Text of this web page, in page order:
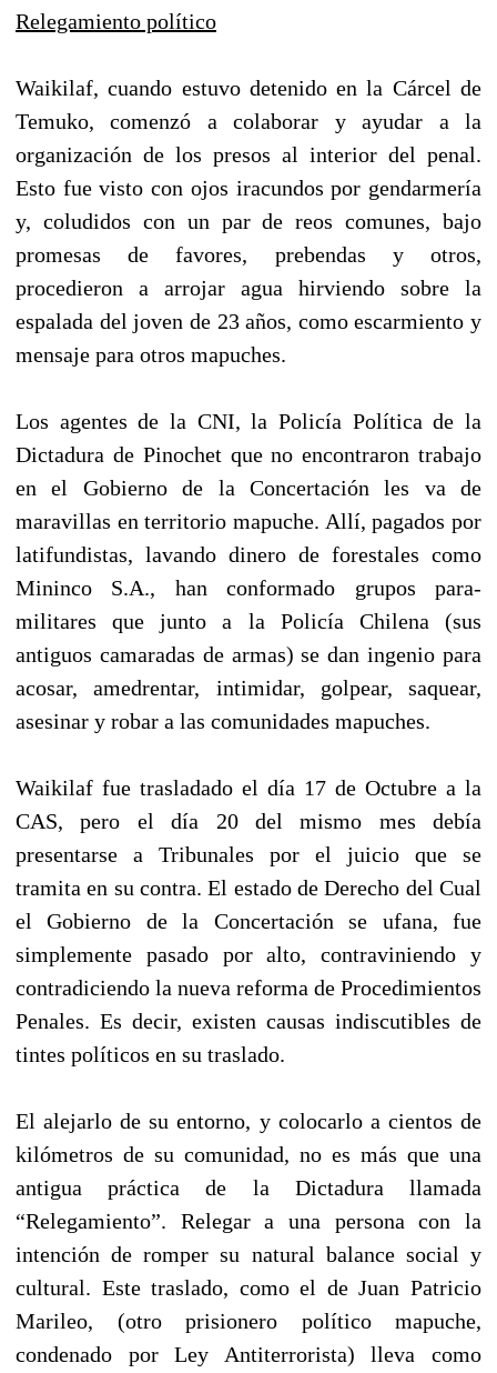
Relegamiento político
Waikilaf, cuando estuvo detenido en la Cárcel de
Temuko, comenzó a colaborar y ayudar a la
organización de los presos al interior del penal.
Esto fue visto con ojos iracundos por gendarmería
y, coludidos con un par de reos comunes, bajo
promesas de favores, prebendas y otros,
procedieron a arrojar agua hirviendo sobre la
espalada del joven de 23 años, como escarmiento y
mensaje para otros mapuches.
Los agentes de la CNI, la Policía Política de la
Dictadura de Pinochet que no encontraron trabajo
en el Gobierno de la Concertación les va de
maravillas en territorio mapuche. Allí, pagados por
latifundistas, lavando dinero de forestales como
Mininco S.A., han conformado grupos para-
militares que junto a la Policía Chilena (sus
antiguos camaradas de armas) se dan ingenio para
acosar, amedrentar, intimidar, golpear, saquear,
asesinar y robar a las comunidades mapuches.
Waikilaf fue trasladado el día 17 de Octubre a la
CAS, pero el día 20 del mismo mes debía
presentarse a Tribunales por el juicio que se
tramita en su contra. El estado de Derecho del Cual
el Gobierno de la Concertación se ufana, fue
simplemente pasado por alto, contraviniendo y
contradiciendo la nueva reforma de Procedimientos
Penales. Es decir, existen causas indiscutibles de
tintes políticos en su traslado.
El alejarlo de su entorno, y colocarlo a cientos de
kilómetros de su comunidad, no es más que una
antigua práctica de la Dictadura llamada
“Relegamiento”. Relegar a una persona con la
intención de romper su natural balance social y
cultural. Este traslado, como el de Juan Patricio
Marileo, (otro prisionero político mapuche,
condenado por Ley Antiterrorista) lleva como